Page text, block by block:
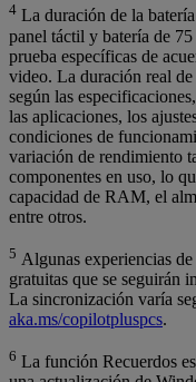
4 La duración de la
panel táctil y batería de
prueba específicas de
video. La duración real
según las
las aplicaciones, los
condiciones de
variación de rendimiento
componentes en uso, lo
capacidad de RAM, el
entre otros.
5 Algunas experiencias
gratuitas que se seguirán
La sincronización varía
aka.ms/copilotpluspcs.
6 La función Recuerdos